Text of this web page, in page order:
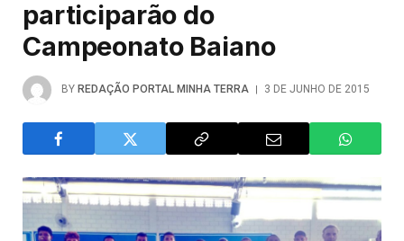
participarão do
Campeonato Baiano
BY REDAÇÃO PORTAL MINHA TERRA 3 DE JUNHO DE 2015